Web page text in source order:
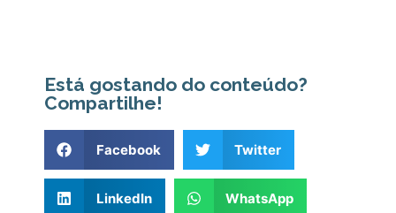
Está gostando do conteúdo?
Compartilhe!
Facebook Twitter
LinkedIn WhatsApp